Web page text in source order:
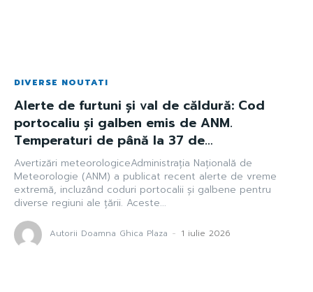
DIVERSE NOUTATI
Alerte de furtuni și val de căldură: Cod
portocaliu și galben emis de ANM.
Temperaturi de până la 37 de…
Avertizări meteorologiceAdministrația Națională de
Meteorologie (ANM) a publicat recent alerte de vreme
extremă, incluzând coduri portocalii și galbene pentru
diverse regiuni ale țării. Aceste...
Autorii Doamna Ghica Plaza - 1 iulie 2026